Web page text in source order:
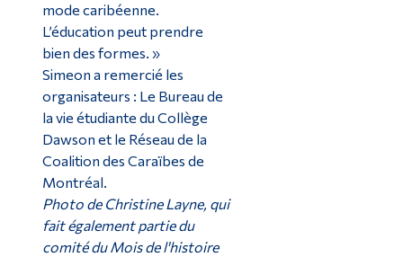
mode caribéenne.
L’éducation peut prendre
bien des formes. »
Simeon a remercié les
organisateurs : Le Bureau de
la vie étudiante du Collège
Dawson et le Réseau de la
Coalition des Caraïbes de
Montréal.
Photo de Christine Layne, qui
fait également partie du
comité du Mois de l'histoire